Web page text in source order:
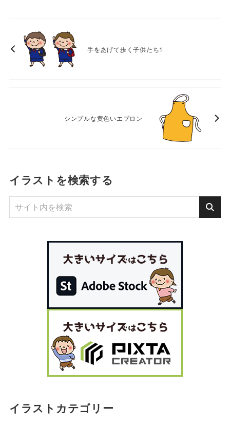
手をあげて歩く子供たち1
シンプルな黄色いエプロン
イラストを検索する
イラストカテゴリー